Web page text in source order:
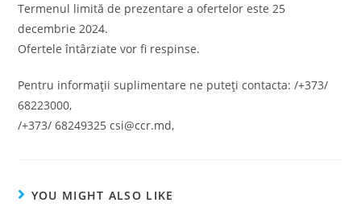
Termenul limită de prezentare a ofertelor este 25
decembrie 2024.
Ofertele întârziate vor fi respinse.
Pentru informații suplimentare ne puteți contacta: /+373/
68223000,
/+373/ 68249325 csi@ccr.md,
YOU MIGHT ALSO LIKE